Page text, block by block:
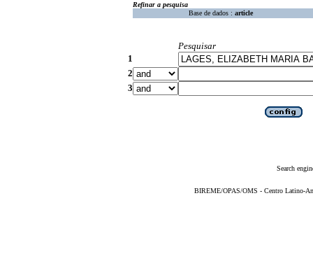
Refinar a pesquisa
Base de dados : article
Pesquisar
1
2
3
Search
BIREME/OPAS/OMS - Centro Latino-